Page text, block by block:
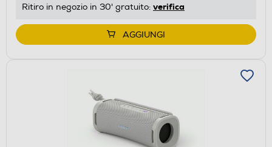
Ritiro in negozio in 30' gratuito: verifica
AGGIUNGI